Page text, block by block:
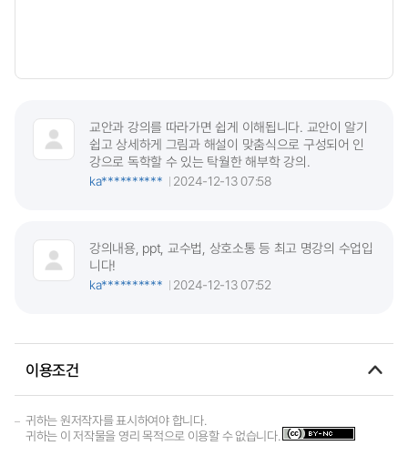
교안과 강의를 따라가면 쉽게 이해됩니다. 교안이 알기
쉽고 상세하게 그림과 해설이 맞춤식으로 구성되어 인
강으로 독학할 수 있는 탁월한 해부학 강의.
ka**********
2024-12-13 07:58
강의내용, ppt, 교수법, 상호소통 등 최고 명강의 수업입
니다!
ka**********
2024-12-13 07:52
이용조건
귀하는 원저작자를 표시하여야 합니다.
귀하는 이 저작물을 영리 목적으로 이용할 수 없습니다.